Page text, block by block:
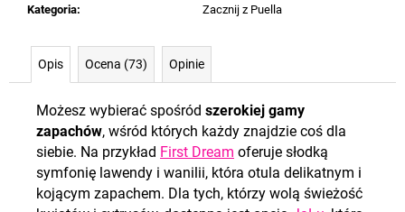
Kategoria: Zacznij z Puella
Opis Ocena (73) Opinie
Możesz wybierać spośród szerokiej gamy
zapachów, wśród których każdy znajdzie coś dla
siebie. Na przykład First Dream oferuje słodką
symfonię lawendy i wanilii, która otula delikatnym i
kojącym zapachem. Dla tych, którzy wolą świeżość